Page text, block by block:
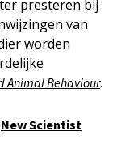
presteren bij
van
worden
Animal Behaviour.
New Scientist